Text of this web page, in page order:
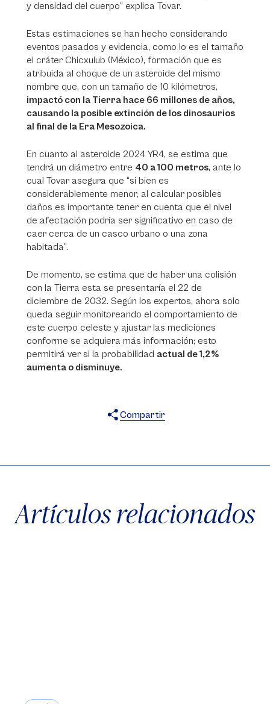
y densidad del cuerpo” explica Tovar.
Estas estimaciones se han hecho considerando
eventos pasados y evidencia, como lo es el tamaño
el cráter Chicxulub (México), formación que es
atribuida al choque de un asteroide del mismo
nombre que, con un tamaño de 10 kilómetros,
impactó con la Tierra hace 66 millones de años,
causando la posible extinción de los dinosaurios
al final de la Era Mesozoica.
En cuanto al asteroide 2024 YR4, se estima que
tendrá un diámetro entre 40 a 100 metros, ante lo
cual Tovar asegura que “si bien es
considerablemente menor, al calcular posibles
daños es importante tener en cuenta que el nivel
de afectación podría ser significativo en caso de
caer cerca de un casco urbano o una zona
habitada”.
De momento, se estima que de haber una colisión
con la Tierra esta se presentaría el 22 de
diciembre de 2032. Según los expertos, ahora solo
queda seguir monitoreando el comportamiento de
este cuerpo celeste y ajustar las mediciones
conforme se adquiera más información; esto
permitirá ver si la probabilidad actual de 1,2%
aumenta o disminuye.
Compartir
Artículos relacionados